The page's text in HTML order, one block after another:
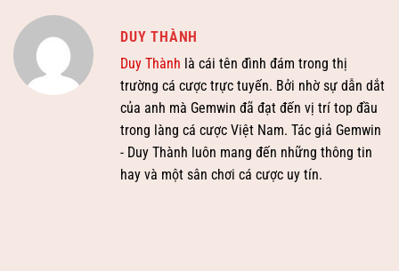
DUY THÀNH
Duy Thành là cái tên đình đám trong thị
trường cá cược trực tuyến. Bởi nhờ sự dẫn dắt
của anh mà Gemwin đã đạt đến vị trí top đầu
trong làng cá cược Việt Nam. Tác giả Gemwin
- Duy Thành luôn mang đến những thông tin
hay và một sân chơi cá cược uy tín.